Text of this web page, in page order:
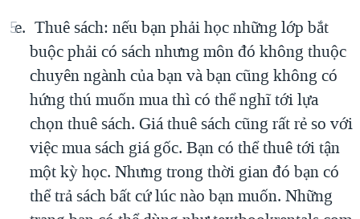
Thuê sách: nếu bạn phải học những lớp bắt
buộc phải có sách nhưng môn đó không thuộc
chuyên ngành của bạn và bạn cũng không có
hứng thú muốn mua thì có thể nghĩ tới lựa
chọn thuê sách. Giá thuê sách cũng rất rẻ so với
việc mua sách giá gốc. Bạn có thể thuê tới tận
một kỳ học. Nhưng trong thời gian đó bạn có
thể trả sách bất cứ lúc nào bạn muốn. Những